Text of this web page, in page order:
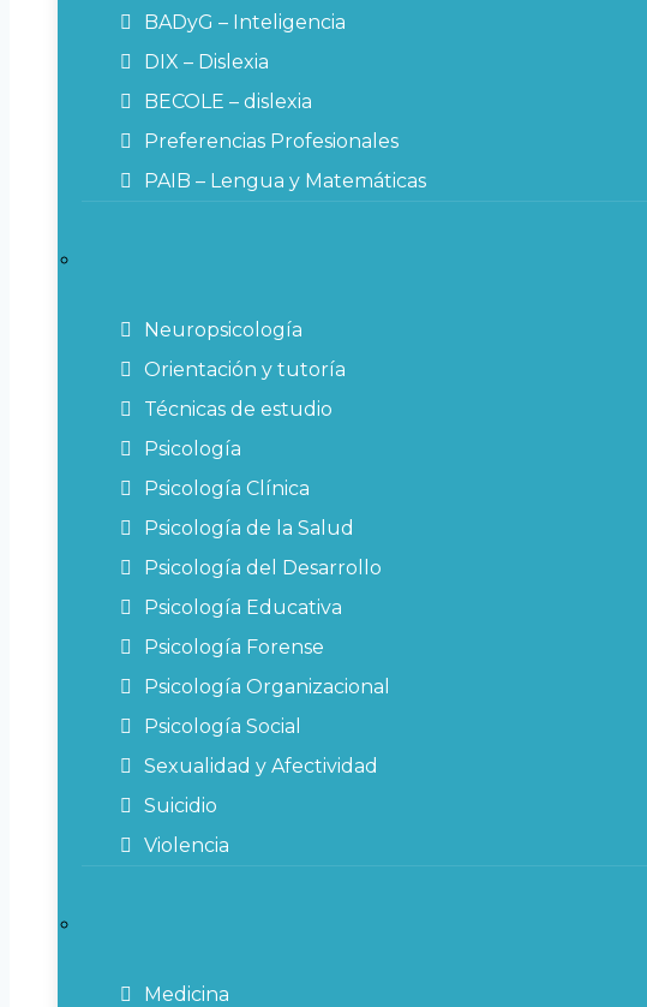
BADyG – Inteligencia
DIX – Dislexia
BECOLE – dislexia
Preferencias Profesionales
PAIB – Lengua y Matemáticas
Neuropsicología
Orientación y tutoría
Técnicas de estudio
Psicología
Psicología Clínica
Psicología de la Salud
Psicología del Desarrollo
Psicología Educativa
Psicología Forense
Psicología Organizacional
Psicología Social
Sexualidad y Afectividad
Suicidio
Violencia
Medicina